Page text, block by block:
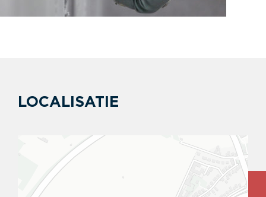
LOCALISATIE